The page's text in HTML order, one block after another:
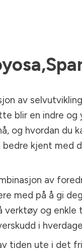
av
blir en indre
og hvordan du
bedre kjent med
av
med på å gi
verktøy og enkle
i
tiden ute i det